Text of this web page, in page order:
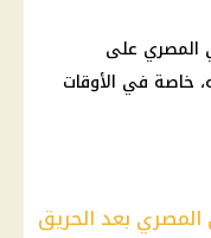
المصري على
خاصة في الأوقات
المصري بعد الحريق